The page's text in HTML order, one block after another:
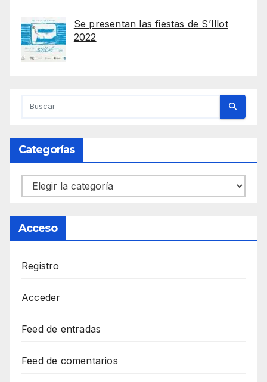
Se presentan las fiestas de S’Illot
2022
Categorías
Categorías
Acceso
Registro
Acceder
Feed de entradas
Feed de comentarios